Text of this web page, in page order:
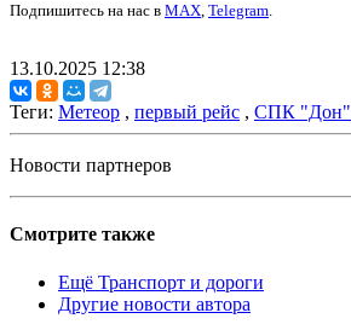
Подпишитесь на нас в MAX, Telegram.
13.10.2025 12:38
Теги: Метеор , первый рейс , СПК "Дон"
Новости партнеров
Смотрите также
Ещё Транспорт и дороги
Другие новости автора